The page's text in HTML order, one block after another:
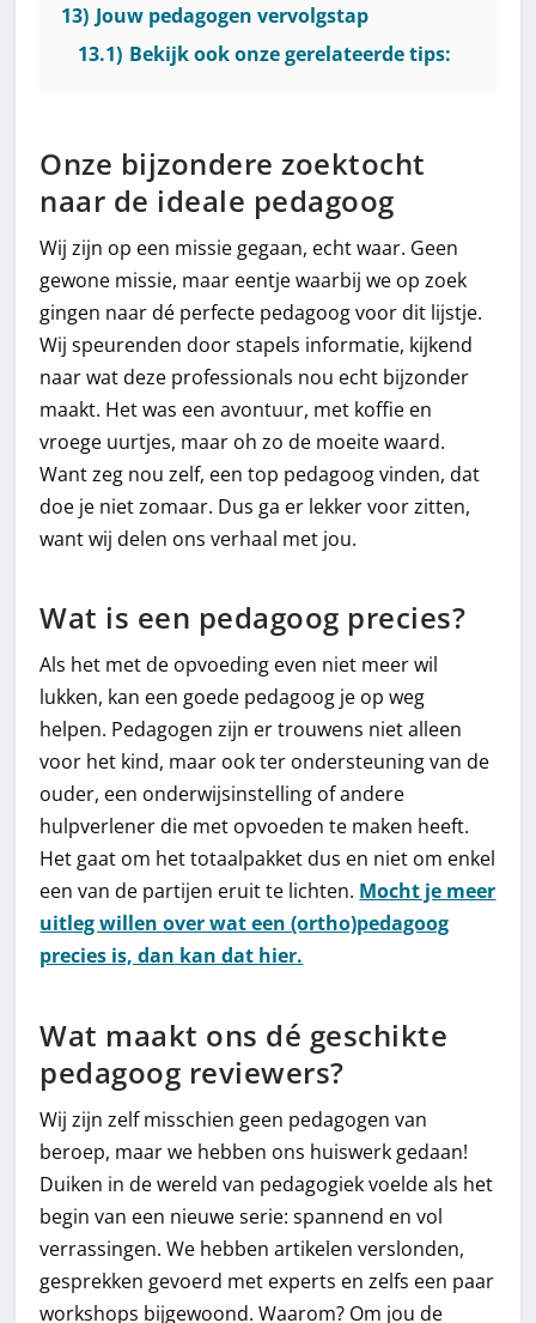
13) Jouw pedagogen vervolgstap
13.1) Bekijk ook onze gerelateerde tips:
Onze bijzondere zoektocht
naar de ideale pedagoog
Wij zijn op een missie gegaan, echt waar. Geen
gewone missie, maar eentje waarbij we op zoek
gingen naar dé perfecte pedagoog voor dit lijstje.
Wij speurenden door stapels informatie, kijkend
naar wat deze professionals nou echt bijzonder
maakt. Het was een avontuur, met koffie en
vroege uurtjes, maar oh zo de moeite waard.
Want zeg nou zelf, een top pedagoog vinden, dat
doe je niet zomaar. Dus ga er lekker voor zitten,
want wij delen ons verhaal met jou.
Wat is een pedagoog precies?
Als het met de opvoeding even niet meer wil
lukken, kan een goede pedagoog je op weg
helpen. Pedagogen zijn er trouwens niet alleen
voor het kind, maar ook ter ondersteuning van de
ouder, een onderwijsinstelling of andere
hulpverlener die met opvoeden te maken heeft.
Het gaat om het totaalpakket dus en niet om enkel
een van de partijen eruit te lichten. Mocht je meer
uitleg willen over wat een (ortho)pedagoog
precies is, dan kan dat hier.
Wat maakt ons dé geschikte
pedagoog reviewers?
Wij zijn zelf misschien geen pedagogen van
beroep, maar we hebben ons huiswerk gedaan!
Duiken in de wereld van pedagogiek voelde als het
begin van een nieuwe serie: spannend en vol
verrassingen. We hebben artikelen verslonden,
gesprekken gevoerd met experts en zelfs een paar
workshops bijgewoond. Waarom? Om jou de